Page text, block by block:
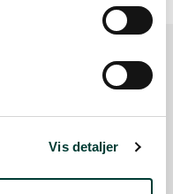
Vis detaljer